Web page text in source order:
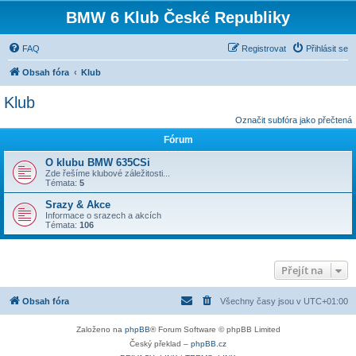
BMW 6 Klub České Republiky
FAQ Přihlásit se
Registrovat
Obsah fóra Klub
Klub
Označit subfóra jako přečtená
Fórum
O klubu BMW 635CSi
Zde řešíme klubové záležitosti...
Témata: 5
Srazy & Akce
Informace o srazech a akcích
Témata: 106
Přejít na
Obsah fóra Všechny časy jsou v UTC+01:00
Založeno na phpBB® Forum Software © phpBB Limited
Český překlad – phpBB.cz